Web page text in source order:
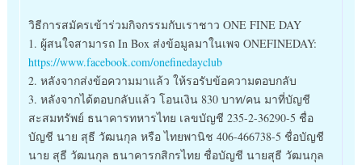
วิธีการสมัครเข้าร่วมกิจกรรมกับเราชาว ONE FINE DAY
1. ผู้สนใจสามารถ In Box ส่งข้อมูลมาในเพจ ONEFINEDAY:
https://www.facebook.com/onefinedayclub
2. หลังจากส่งข้อความมาแล้ว ให้รอรับข้อความตอบกลับ
3. หลังจากได้ตอบกลับแล้ว โอนเงิน 830 บาท/คน มาที่บัญชี
สะสมทรัพย์ ธนาคารทหารไทย เลขบัญชี 235-2-36290-5 ชื่อ
บัญชี นาย สุธี วัฒนกุล หรือ ไทยพานิช 406-466738-5 ชื่อบัญชี
นาย สุธี วัฒนกุล ธนาคารกสิกรไทย ชื่อบัญชี นายสุธี วัฒนกุล